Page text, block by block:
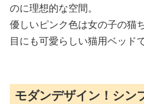
のに理想的な空間。
優しいピンク色は女の子の猫
目にも可愛らしい猫用ベッドで
モダンデザイン！シン